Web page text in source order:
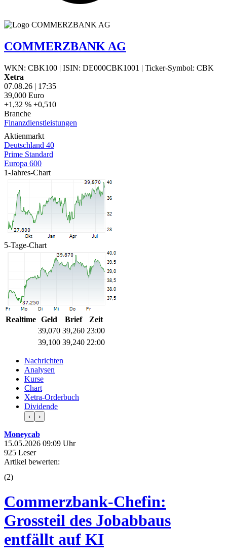
COMMERZBANK AG
WKN: CBK100 | ISIN: DE000CBK1001 | Ticker-Symbol: CBK
Xetra
07.08.26 | 17:35
39,000 Euro
+1,32 % +0,510
Branche
Finanzdienstleistungen
Aktienmarkt
Deutschland 40
Prime Standard
Europa 600
1-Jahres-Chart
5-Tage-Chart
Realtime Geld Brief
Zeit
39,070 39,260 23:00
39,100 39,240 22:00
Nachrichten
Analysen
Kurse
Chart
Xetra-Orderbuch
Dividende
‹ ›
Moneycab
15.05.2026 09:09 Uhr
925 Leser
Artikel bewerten:
(2)
Commerzbank-Chefin:
Grossteil des Jobabbaus
entfällt auf KI